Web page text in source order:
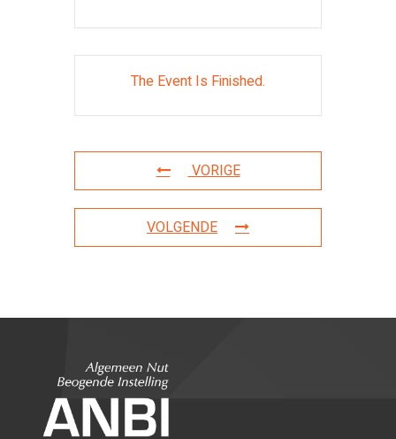
The Event Is Finished.
VORIGE
VOLGENDE